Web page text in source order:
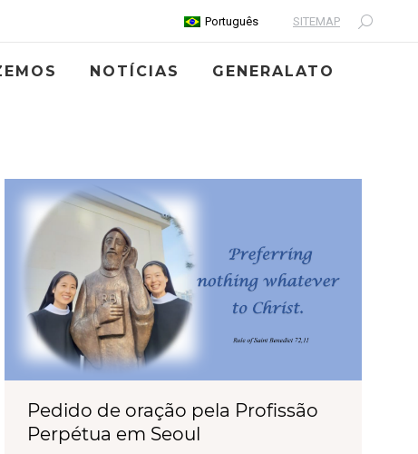
Português SITEMAP Search:
NOTÍCIAS GENERALATO
Pedido de oração pela Profissão
Perpétua em Seoul